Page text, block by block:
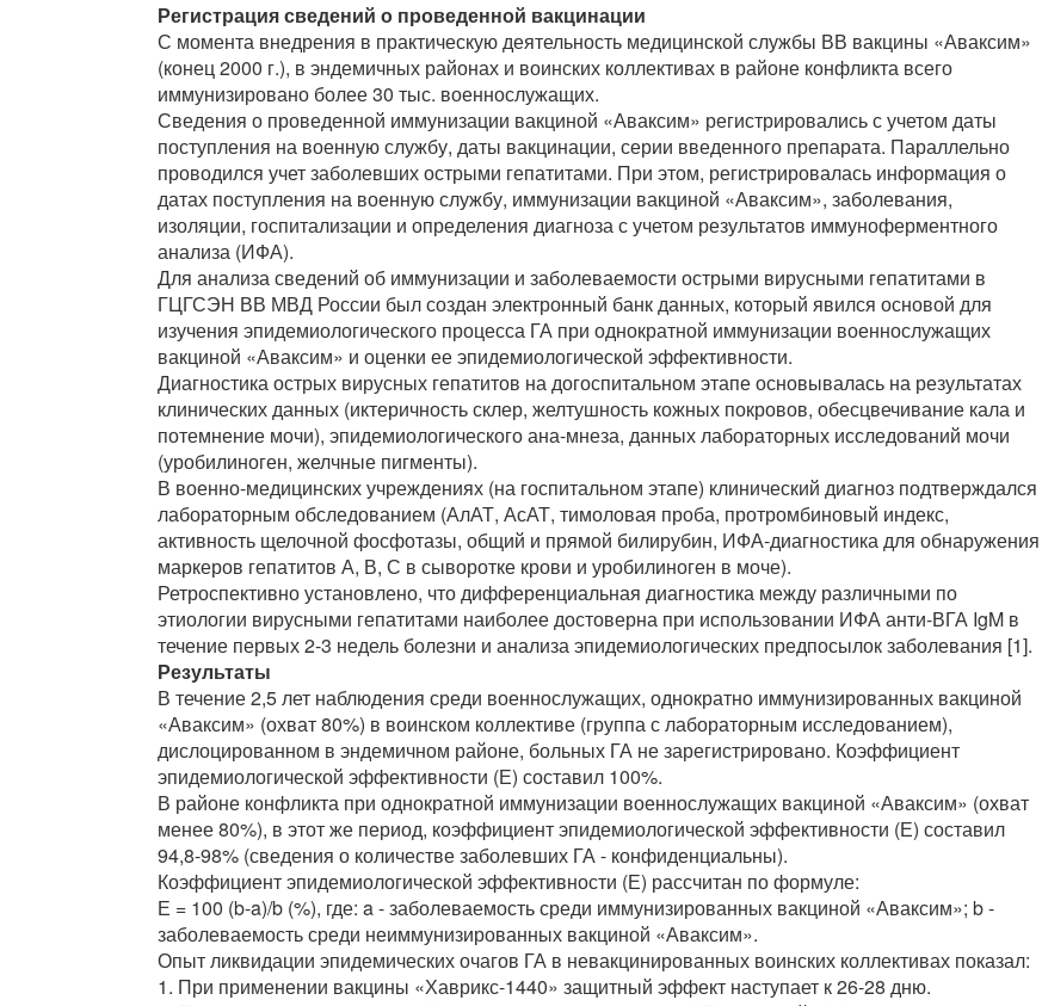
Регистрация сведений о проведенной вакцинации
С момента внедрения в практическую деятельность медицинской службы ВВ вакцины «Аваксим»
(конец 2000 г.), в эндемичных районах и воинских коллективах в районе конфликта всего
иммунизировано более 30 тыс. военнослужащих.
Сведения о проведенной иммунизации вакциной «Аваксим» регистрировались с учетом даты
поступления на военную службу, даты вакцинации, серии введенного препарата. Параллельно
проводился учет заболевших острыми гепатитами. При этом, регистрировалась информация о
датах поступления на военную службу, иммунизации вакциной «Аваксим», заболевания,
изоляции, госпитализации и определения диагноза с учетом результатов иммуноферментного
анализа (ИФА).
Для анализа сведений об иммунизации и заболеваемости острыми вирусными гепатитами в
ГЦГСЭН ВВ МВД России был создан электронный банк данных, который явился основой для
изучения эпидемиологического процесса ГА при однократной иммунизации военнослужащих
вакциной «Аваксим» и оценки ее эпидемиологической эффективности.
Диагностика острых вирусных гепатитов на догоспитальном этапе основывалась на результатах
клинических данных (иктеричность склер, желтушность кожных покровов, обесцвечивание кала и
потемнение мочи), эпидемиологического ана-мнеза, данных лабораторных исследований мочи
(уробилиноген, желчные пигменты).
В военно-медицинских учреждениях (на госпитальном этапе) клинический диагноз подтверждался
лабораторным обследованием (АлАТ, АсАТ, тимоловая проба, протромбиновый индекс,
активность щелочной фосфотазы, общий и прямой билирубин, ИФА-диагностика для обнаружения
маркеров гепатитов А, В, С в сыворотке крови и уробилиноген в моче).
Ретроспективно установлено, что дифференциальная диагностика между различными по
этиологии вирусными гепатитами наиболее достоверна при использовании ИФА анти-ВГА IgM в
течение первых 2-3 недель болезни и анализа эпидемиологических предпосылок заболевания [1].
Результаты
В течение 2,5 лет наблюдения среди военнослужащих, однократно иммунизированных вакциной
«Аваксим» (охват 80%) в воинском коллективе (группа с лабораторным исследованием),
дислоцированном в эндемичном районе, больных ГА не зарегистрировано. Коэффициент
эпидемиологической эффективности (Е) составил 100%.
В районе конфликта при однократной иммунизации военнослужащих вакциной «Аваксим» (охват
менее 80%), в этот же период, коэффициент эпидемиологической эффективности (Е) составил
94,8-98% (сведения о количестве заболевших ГА - конфиденциальны).
Коэффициент эпидемиологической эффективности (Е) рассчитан по формуле:
Е = 100 (b-a)/b (%), где: a - заболеваемость среди иммунизированных вакциной «Аваксим»; b -
заболеваемость среди неиммунизированных вакциной «Аваксим».
Опыт ликвидации эпидемических очагов ГА в невакцинированных воинских коллективах показал:
1. При применении вакцины «Хаврикс-1440» защитный эффект наступает к 26-28 дню.